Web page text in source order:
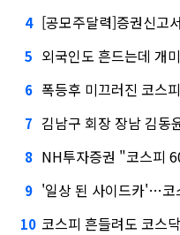
4 [공모주달력]증권신고서 4
5 외국인도 흔드는데 개미
6 폭등후 미끄러진 코스
7 김남구 회장 장남 김동윤
8 NH투자증권 "코스피 6000
9 '일상 된 사이드카'…코
10 코스피 흔들려도 코스